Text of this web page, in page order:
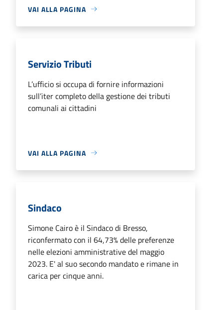
VAI ALLA PAGINA
Servizio Tributi
L’ufficio si occupa di fornire informazioni
sull’iter completo della gestione dei tributi
comunali ai cittadini
VAI ALLA PAGINA
Sindaco
Simone Cairo è il Sindaco di Bresso,
riconfermato con il 64,73% delle preferenze
nelle elezioni amministrative del maggio
2023. E' al suo secondo mandato e rimane in
carica per cinque anni.